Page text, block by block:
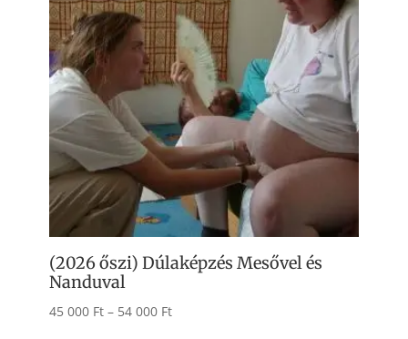
ki
(2026 őszi) Dúlaképzés Mesővel és
Nanduval
45 000 Ft – 54 000 FtÁrtartomány: